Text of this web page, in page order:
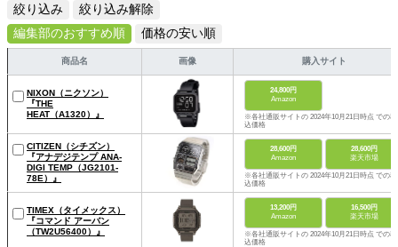
絞り込み
絞り込み解除
編集部のおすすめ順
価格の安い順
商品名 画像 購入サイト
NIXON（ニクソン）
『THE
HEAT（A1320）』
24,800円
Amazon
※各社通販サイトの 2024年10月21日時点 での税
込価格
CITIZEN（シチズン）
『アナデジテンプ ANA-
DIGI TEMP（JG2101-
78E）』
28,600円
Amazon
28,600円
楽天市場
※各社通販サイトの 2024年10月21日時点 での税
込価格
TIMEX（タイメックス）
『コマンド アーバン
（TW2U56400）』
13,200円
Amazon
16,500円
楽天市場
※各社通販サイトの 2024年10月21日時点 での税
込価格